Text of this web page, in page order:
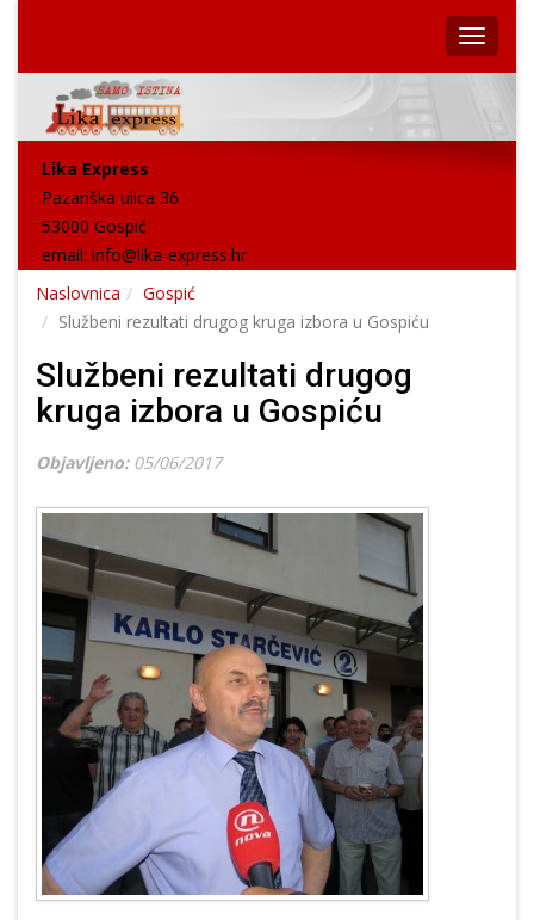
Lika Express
Pazariška ulica 36
53000 Gospić
email: info@lika-express.hr
Naslovnica
Gospić
Službeni rezultati drugog kruga izbora u Gospiću
Službeni rezultati drugog
kruga izbora u Gospiću
Objavljeno: 05/06/2017